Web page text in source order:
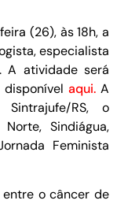
(26), às 18h, a
especialista
A atividade será
aqui.A
RS, o
Sindiágua,
Feminista
o câncer de